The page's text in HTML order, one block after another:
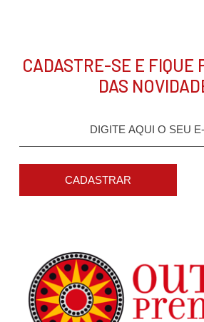
CADASTRE-SE E FIQUE
DAS
CADASTRAR